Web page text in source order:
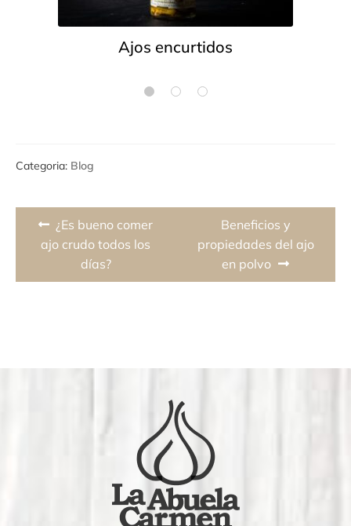
Ajos encurtidos
Categoria: Blog
Navegación
de
entradas
Previous
post:
¿Es bueno comer
ajo crudo todos los
días?
Next
post:
Beneficios y
propiedades del ajo
en polvo